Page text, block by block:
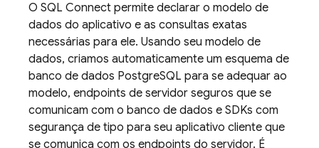
O SQL Connect permite declarar o modelo de
dados do aplicativo e as consultas exatas
necessárias para ele. Usando seu modelo de
dados, criamos automaticamente um esquema de
banco de dados PostgreSQL para se adequar ao
modelo, endpoints de servidor seguros que se
comunicam com o banco de dados e SDKs com
segurança de tipo para seu aplicativo cliente que
se comunica com os endpoints do servidor. É